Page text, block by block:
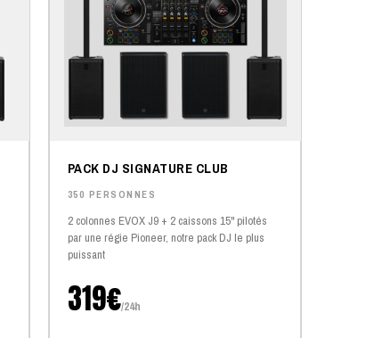
PACK DJ SIGNATURE CLUB
350 PERSONNES
2 colonnes EVOX J9 + 2 caissons 15" pilotés
par une régie Pioneer, notre pack DJ le plus
puissant
319€/24h